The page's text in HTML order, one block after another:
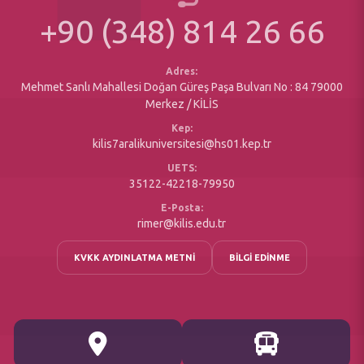
Matbu Formlar
Yazı İşleri Müdürlüğü
Sosyal Duyarlılık Projeleri
+90 (348) 814 26 66
Adres:
Mehmet Sanlı Mahallesi Doğan Güreş Paşa Bulvarı No : 84 79000
Merkez / KİLİS
Kep:
kilis7aralikuniversitesi@hs01.kep.tr
UETS:
35122-42218-79950
E-Posta:
rimer@kilis.edu.tr
KVKK AYDINLATMA METNİ BİLGİ EDİNME